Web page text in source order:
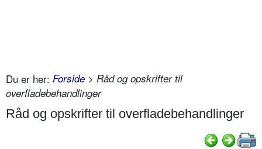
Du er her: Forside > Råd og opskrifter til
overfladebehandlinger
Råd og opskrifter til overfladebehandlinger